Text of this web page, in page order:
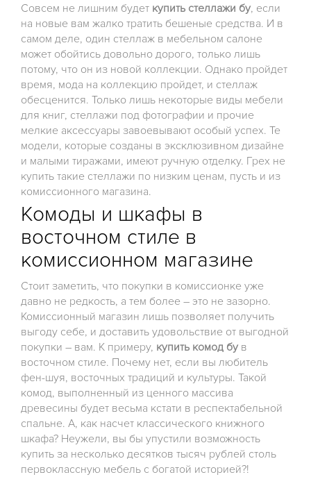
Совсем не лишним будет купить стеллажи бу, если
на новые вам жалко тратить бешеные средства. И в
самом деле, один стеллаж в мебельном салоне
может обойтись довольно дорого, только лишь
потому, что он из новой коллекции. Однако пройдет
время, мода на коллекцию пройдет, и стеллаж
обесценится. Только лишь некоторые виды мебели
для книг, стеллажи под фотографии и прочие
мелкие аксессуары завоевывают особый успех. Те
модели, которые созданы в эксклюзивном дизайне
и малыми тиражами, имеют ручную отделку. Грех не
купить такие стеллажи по низким ценам, пусть и из
комиссионного магазина.
Комоды и шкафы в
восточном стиле в
комиссионном магазине
Стоит заметить, что покупки в комиссионке уже
давно не редкость, а тем более – это не зазорно.
Комиссионный магазин лишь позволяет получить
выгоду себе, и доставить удовольствие от выгодной
покупки – вам. К примеру, купить комод бу в
восточном стиле. Почему нет, если вы любитель
фен-шуя, восточных традиций и культуры. Такой
комод, выполненный из ценного массива
древесины будет весьма кстати в респектабельной
спальне. А, как насчет классического книжного
шкафа? Неужели, вы бы упустили возможность
купить за несколько десятков тысяч рублей столь
первоклассную мебель с богатой историей?!